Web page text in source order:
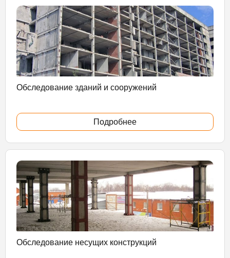
Обследование зданий и сооружений
Подробнее
Обследование несущих конструкций